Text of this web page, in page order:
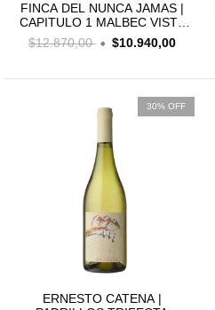
FINCA DEL NUNCA JAMAS |
CAPITULO 1 MALBEC VISTA
FLORES
$12.870,00 $10.940,00
30% OFF
ERNESTO CATENA |